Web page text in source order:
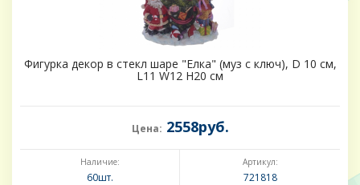
Фигурка декор в стекл шаре "Елка" (муз с ключ), D 10 см,
L11 W12 H20 см
Цена: 2558руб.
Наличие:
60шт.
Артикул:
721818